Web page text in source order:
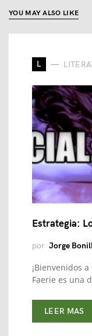
YOU MAY ALSO LIKE
L
Estrategia:
por Jorge
¡Bienvenidos
Faerie es una
LEER MAS